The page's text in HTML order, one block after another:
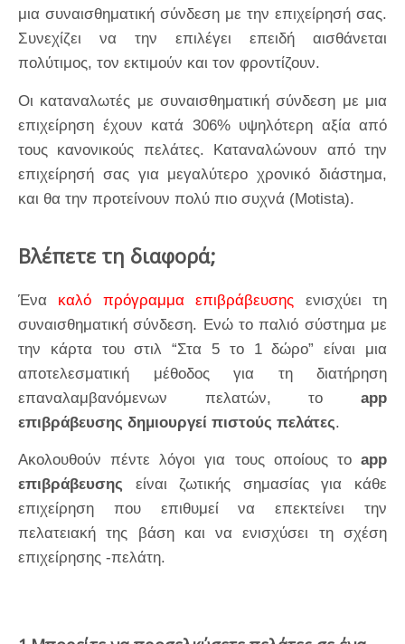
μια συναισθηματική σύνδεση με την επιχείρησή σας.
Συνεχίζει να την επιλέγει επειδή αισθάνεται
πολύτιμος, τον εκτιμούν και τον φροντίζουν.
Οι καταναλωτές με συναισθηματική σύνδεση με μια
επιχείρηση έχουν κατά 306% υψηλότερη αξία από
τους κανονικούς πελάτες. Καταναλώνουν από την
επιχείρησή σας για μεγαλύτερο χρονικό διάστημα,
και θα την προτείνουν πολύ πιο συχνά (Motista).
Βλέπετε τη διαφορά;
Ένα καλό πρόγραμμα επιβράβευσης ενισχύει τη
συναισθηματική σύνδεση. Ενώ το παλιό σύστημα με
την κάρτα του στιλ “Στα 5 το 1 δώρο” είναι μια
αποτελεσματική μέθοδος για τη διατήρηση
επαναλαμβανόμενων πελατών, το app
επιβράβευσης δημιουργεί πιστούς πελάτες.
Ακολουθούν πέντε λόγοι για τους οποίους το app
επιβράβευσης είναι ζωτικής σημασίας για κάθε
επιχείρηση που επιθυμεί να επεκτείνει την
πελατειακή της βάση και να ενισχύσει τη σχέση
επιχείρησης -πελάτη.